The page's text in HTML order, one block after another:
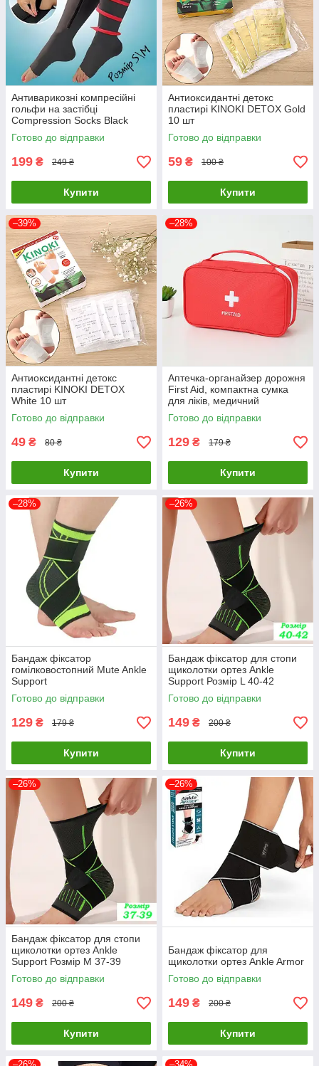
Антиварикозні компресійні
гольфи на застібці
Compression Socks Black
Розмір S\M
Готово до відправки
199 ₴ 249 ₴
Купити
Антиоксидантні детокс
пластирі KINOKI DETOX Gold
10 шт
Готово до відправки
59 ₴ 100 ₴
Купити
–39%
Антиоксидантні детокс
пластирі KINOKI DETOX
White 10 шт
Готово до відправки
49 ₴ 80 ₴
Купити
–28%
Аптечка-органайзер дорожня
First Aid, компактна сумка
для ліків, медичний
контейнер
Готово до відправки
129 ₴ 179 ₴
Купити
–28%
Бандаж фіксатор
гомілковостопний Mute Ankle
Support
Готово до відправки
129 ₴ 179 ₴
Купити
–26%
Бандаж фіксатор для стопи
щиколотки ортез Ankle
Support Розмір L 40-42
Готово до відправки
149 ₴ 200 ₴
Купити
–26%
Бандаж фіксатор для стопи
щиколотки ортез Ankle
Support Розмір M 37-39
Готово до відправки
149 ₴ 200 ₴
Купити
–26%
Бандаж фіксатор для
щиколотки ортез Ankle Armor
Готово до відправки
149 ₴ 200 ₴
Купити